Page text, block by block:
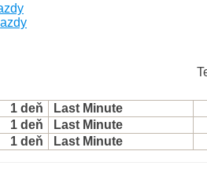
1 deň Last Minute
1 deň Last Minute
1 deň Last Minute